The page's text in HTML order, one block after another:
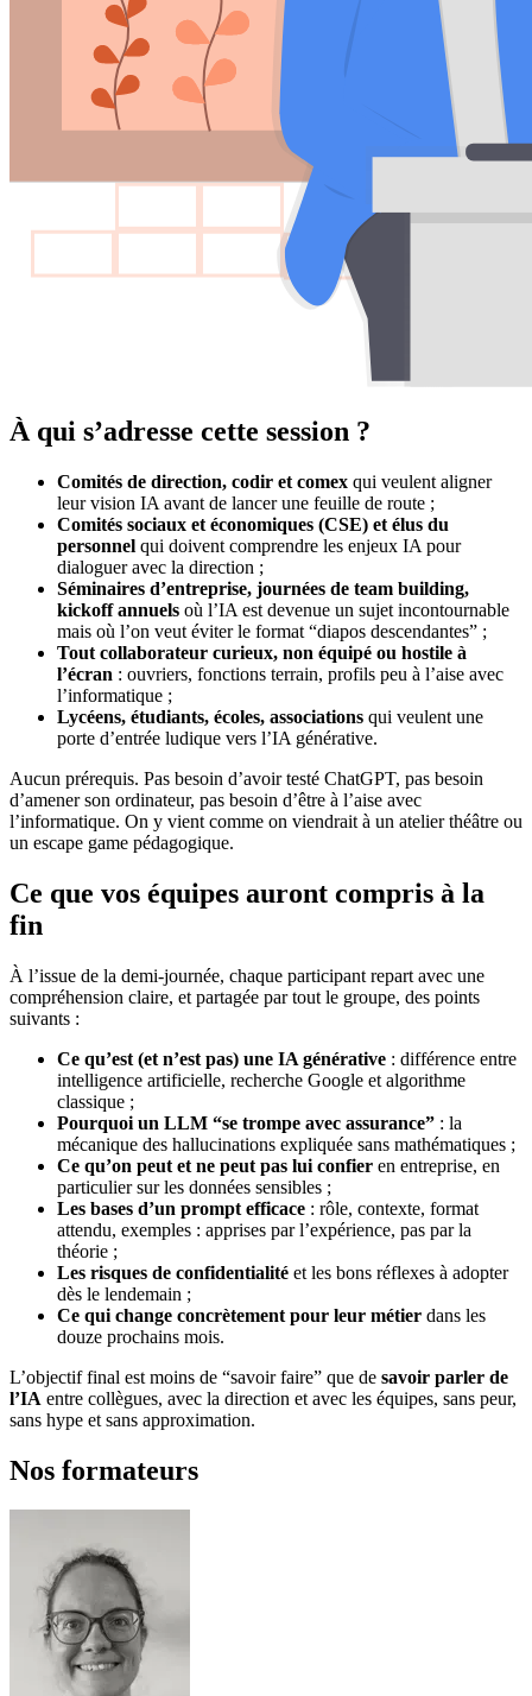
À qui s’adresse cette session ?
Comités de direction, codir et comex qui veulent aligner
leur vision IA avant de lancer une feuille de route ;
Comités sociaux et économiques (CSE) et élus du
personnel qui doivent comprendre les enjeux IA pour
dialoguer avec la direction ;
Séminaires d’entreprise, journées de team building,
kickoff annuels où l’IA est devenue un sujet incontournable
mais où l’on veut éviter le format “diapos descendantes” ;
Tout collaborateur curieux, non équipé ou hostile à
l’écran : ouvriers, fonctions terrain, profils peu à l’aise avec
l’informatique ;
Lycéens, étudiants, écoles, associations qui veulent une
porte d’entrée ludique vers l’IA générative.
Aucun prérequis. Pas besoin d’avoir testé ChatGPT, pas besoin
d’amener son ordinateur, pas besoin d’être à l’aise avec
l’informatique. On y vient comme on viendrait à un atelier théâtre ou
un escape game pédagogique.
Ce que vos équipes auront compris à la
fin
À l’issue de la demi-journée, chaque participant repart avec une
compréhension claire, et partagée par tout le groupe, des points
suivants :
Ce qu’est (et n’est pas) une IA générative : différence entre
intelligence artificielle, recherche Google et algorithme
classique ;
Pourquoi un LLM “se trompe avec assurance” : la
mécanique des hallucinations expliquée sans mathématiques ;
Ce qu’on peut et ne peut pas lui confier en entreprise, en
particulier sur les données sensibles ;
Les bases d’un prompt efficace : rôle, contexte, format
attendu, exemples : apprises par l’expérience, pas par la
théorie ;
Les risques de confidentialité et les bons réflexes à adopter
dès le lendemain ;
Ce qui change concrètement pour leur métier dans les
douze prochains mois.
L’objectif final est moins de “savoir faire” que de savoir parler de
l’IA entre collègues, avec la direction et avec les équipes, sans peur,
sans hype et sans approximation.
Nos formateurs